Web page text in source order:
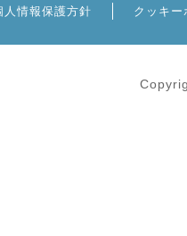
人情報保護方針 クッキー